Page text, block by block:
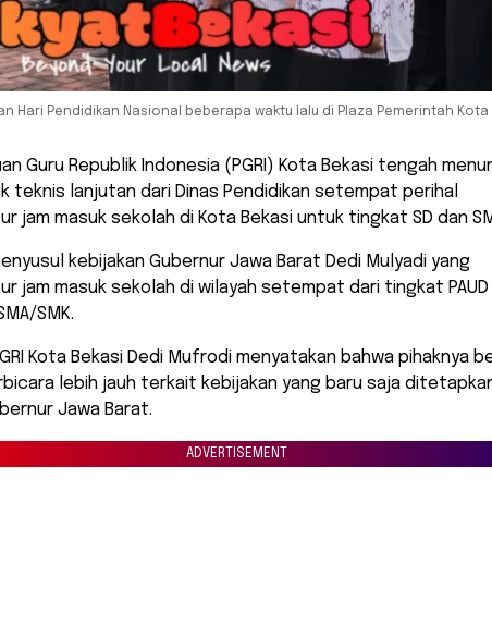
Hari Pendidikan Nasional beberapa waktu lalu di Plaza Pemerintah Kota
Guru Republik Indonesia (PGRI) Kota Bekasi tengah
teknis lanjutan dari Dinas Pendidikan setempat perihal
jam masuk sekolah di Kota Bekasi untuk tingkat SD dan
kebijakan Gubernur Jawa Barat Dedi Mulyadi yang
jam masuk sekolah di wilayah setempat dari tingkat PAUD
SMK.
Kota Bekasi Dedi Mufrodi menyatakan bahwa pihaknya
lebih jauh terkait kebijakan yang baru saja
Jawa Barat.
ADVERTISEMENT